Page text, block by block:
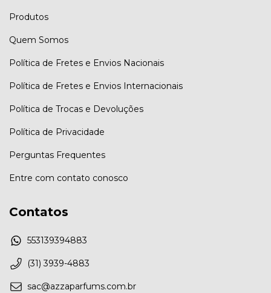
Produtos
Quem Somos
Política de Fretes e Envios Nacionais
Política de Fretes e Envios Internacionais
Política de Trocas e Devoluções
Política de Privacidade
Perguntas Frequentes
Entre com contato conosco
Contatos
553139394883
(31) 3939-4883
sac@azzaparfums.com.br